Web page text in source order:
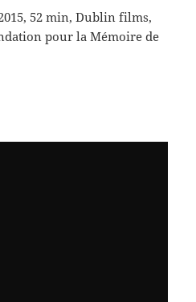
52 min, Dublin films,
pour la Mémoire de